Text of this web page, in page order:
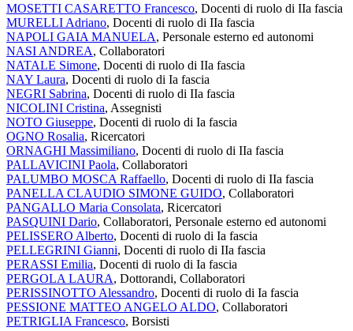
MOSETTI CASARETTO Francesco, Docenti di ruolo di IIa fascia
MURELLI Adriano, Docenti di ruolo di IIa fascia
NAPOLI GAIA MANUELA, Personale esterno ed autonomi
NASI ANDREA, Collaboratori
NATALE Simone, Docenti di ruolo di IIa fascia
NAY Laura, Docenti di ruolo di Ia fascia
NEGRI Sabrina, Docenti di ruolo di IIa fascia
NICOLINI Cristina, Assegnisti
NOTO Giuseppe, Docenti di ruolo di Ia fascia
OGNO Rosalia, Ricercatori
ORNAGHI Massimiliano, Docenti di ruolo di IIa fascia
PALLAVICINI Paola, Collaboratori
PALUMBO MOSCA Raffaello, Docenti di ruolo di IIa fascia
PANELLA CLAUDIO SIMONE GUIDO, Collaboratori
PANGALLO Maria Consolata, Ricercatori
PASQUINI Dario, Collaboratori, Personale esterno ed autonomi
PELISSERO Alberto, Docenti di ruolo di Ia fascia
PELLEGRINI Gianni, Docenti di ruolo di IIa fascia
PERASSI Emilia, Docenti di ruolo di Ia fascia
PERGOLA LAURA, Dottorandi, Collaboratori
PERISSINOTTO Alessandro, Docenti di ruolo di Ia fascia
PESSIONE MATTEO ANGELO ALDO, Collaboratori
PETRIGLIA Francesco, Borsisti